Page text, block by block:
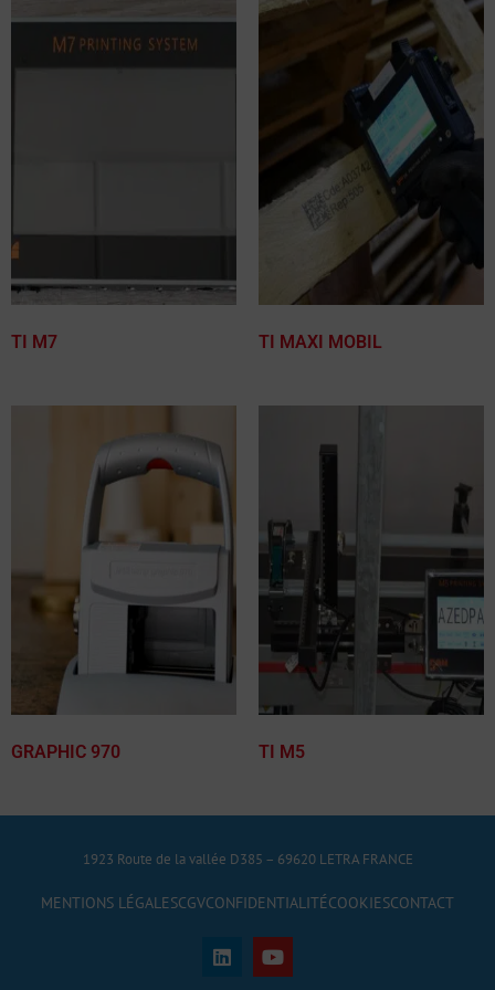
TI M7 TI MAXI MOBIL
GRAPHIC 970 TI M5
1923 Route de la vallée D385 – 69620 LETRA FRANCE
MENTIONS LÉGALESCGVCONFIDENTIALITÉCOOKIESCONTACT